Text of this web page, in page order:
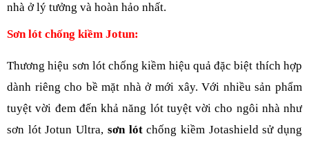
nhà ở lý tưởng và hoàn hảo nhất.
Sơn lót chống kiềm Jotun:
Thương hiệu sơn lót chống kiềm hiệu quả đặc biệt thích hợp
dành riêng cho bề mặt nhà ở mới xây. Với nhiều sản phẩm
tuyệt vời đem đến khả năng lót tuyệt vời cho ngôi nhà như
sơn lót Jotun Ultra, sơn lót chống kiềm Jotashield sử dụng